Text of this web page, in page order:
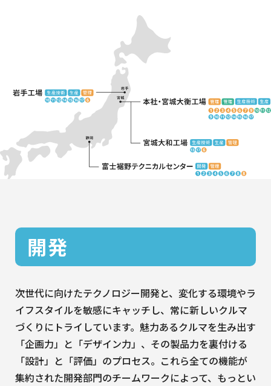
開発
次世代に向けたテクノロジー開発と、変化する環境やラ
イフスタイルを敏感にキャッチし、常に新しいクルマ
づくりにトライしています。魅力あるクルマを生み出す
「企画力」と「デザイン力」、その製品力を裏付ける
「設計」と「評価」のプロセス。これら全ての機能が
集約された開発部門のチームワークによって、もっとい